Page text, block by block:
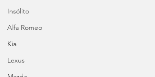
Insólito
Alfa Romeo
Kia
Lexus